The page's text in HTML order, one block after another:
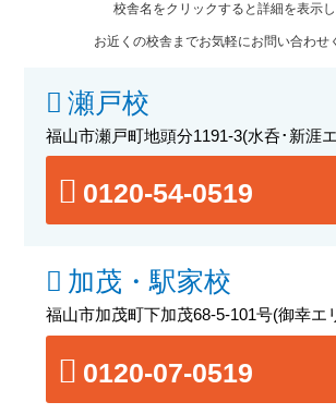
校舎名をクリックすると詳細を表示し
お近くの校舎までお気軽にお問い合わせ
瀬戸校
福山市瀬戸町地頭分1191-3(水呑･新涯
0120-54-0519
加茂・駅家校
福山市加茂町下加茂68-5-101号(御幸エ
0120-07-0519